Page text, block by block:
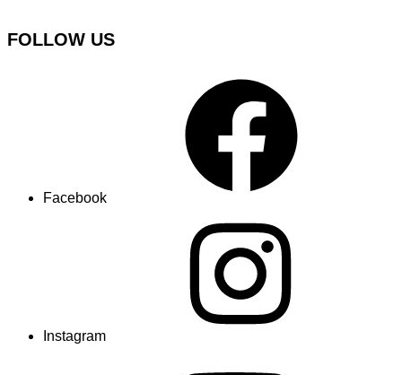
FOLLOW US
Facebook
Instagram